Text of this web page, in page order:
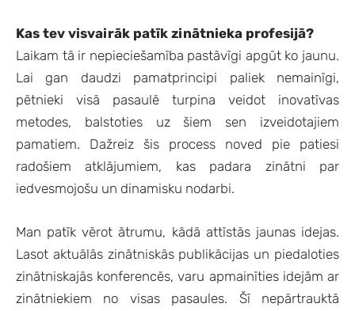
Kas tev visvairāk patīk zinātnieka profesijā?
Laikam tā ir nepieciešamība pastāvīgi apgūt ko jaunu.
Lai gan daudzi pamatprincipi paliek nemainīgi,
pētnieki visā pasaulē turpina veidot inovatīvas
metodes, balstoties uz šiem sen izveidotajiem
pamatiem. Dažreiz šis process noved pie patiesi
radošiem atklājumiem, kas padara zinātni par
iedvesmojošu un dinamisku nodarbi.
Man patīk vērot ātrumu, kādā attīstās jaunas idejas.
Lasot aktuālās zinātniskās publikācijas un piedaloties
zinātniskajās konferencēs, varu apmainīties idejām ar
zinātniekiem no visas pasaules. Šī nepārtrauktā